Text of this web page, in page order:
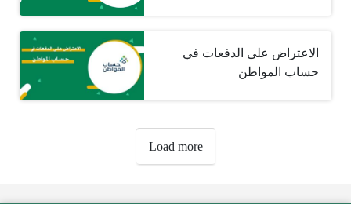
الاعتراض على الدفعات في
حساب المواطن
Load more